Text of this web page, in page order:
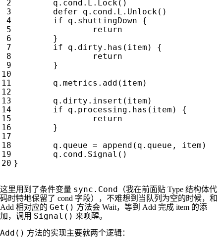
q . cond . L . Lock()
defer
q . cond . L . Unlock()
if
q . shuttingDown
{
return
}
if
q . dirty . has ( item )
{
return
}
q . metrics . add ( item )
q . dirty . insert ( item )
if
q . processing . has ( item )
{
return
}
q . queue = append ( q . queue , item )
q . cond . Signal ()
}
这里用到了条件变量 sync.Cond （我在前面贴 Type 结构体代
码时特地保留了 cond 字段），不难想到当队列为空的时候，和
Add 相对应的 Get() 方法会 Wait，等到 Add 完成 item 的添
加，调用 Signal() 来唤醒。
Add() 方法的实现主要就两个逻辑：